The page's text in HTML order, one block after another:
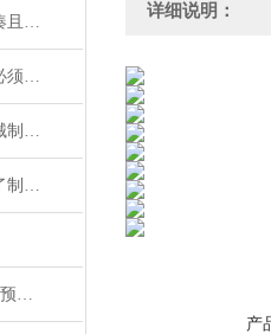
盘式制动器是一种高效紧凑且散热性能好的制动系统
手动调节制动器制动系统必须具备的功能
油压制动器是种常见的机械制动装置
为什么说盘式制动器提升了制动安全性？
KEST制动器安装和维护的预防措施
详细说明：
产